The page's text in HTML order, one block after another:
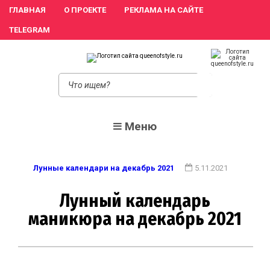
ГЛАВНАЯ О ПРОЕКТЕ РЕКЛАМА НА САЙТЕ
TELEGRAM
Меню
Лунные календари на декабрь 2021 5.11.2021
Лунный календарь
маникюра на декабрь 2021